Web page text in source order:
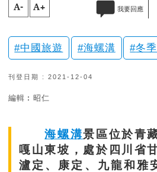
A- A+ 我要回應
中國旅遊 海螺溝 冬
刊登日期 : 2021-12-04
編輯︰昭仁
海螺溝景區位於青
嘎山東坡，處於四川省
瀘定、康定、九龍和雅